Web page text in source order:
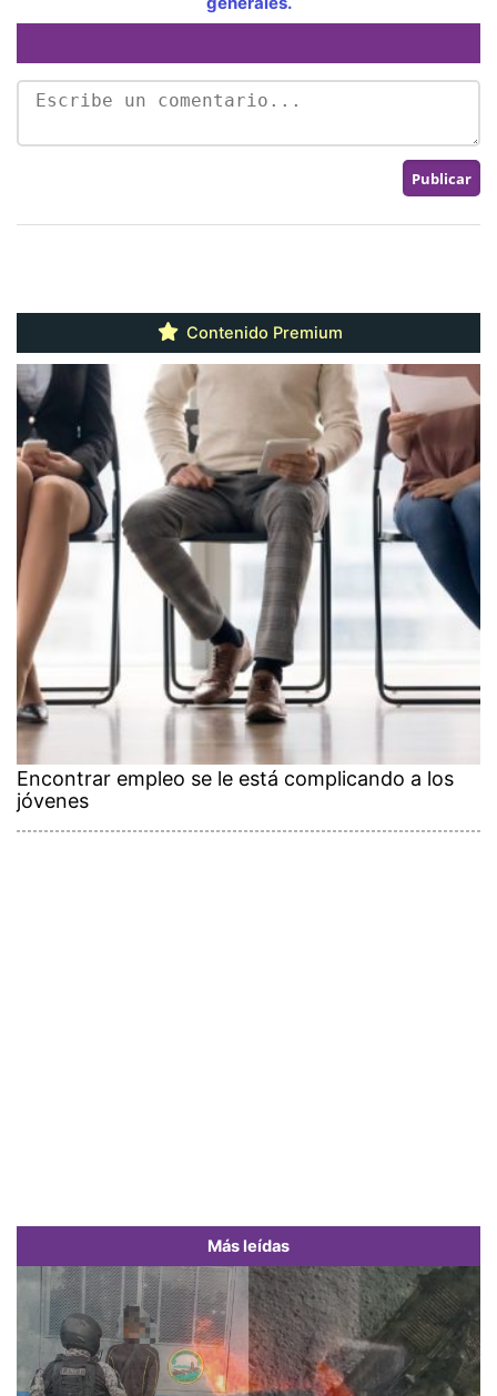
Contenido Premium
Encontrar empleo se le está complicando a los
jóvenes
Más leídas